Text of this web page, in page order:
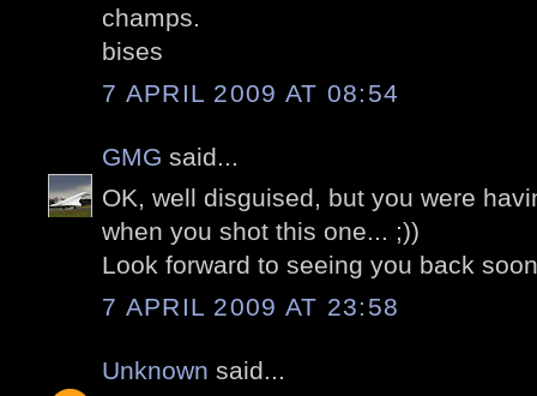
champs.
bises
7 APRIL 2009 AT 08:54
GMG said...
OK, well disguised, but you were
when you shot this one... ;))
Look forward to seeing you back
7 APRIL 2009 AT 23:58
Unknown said...